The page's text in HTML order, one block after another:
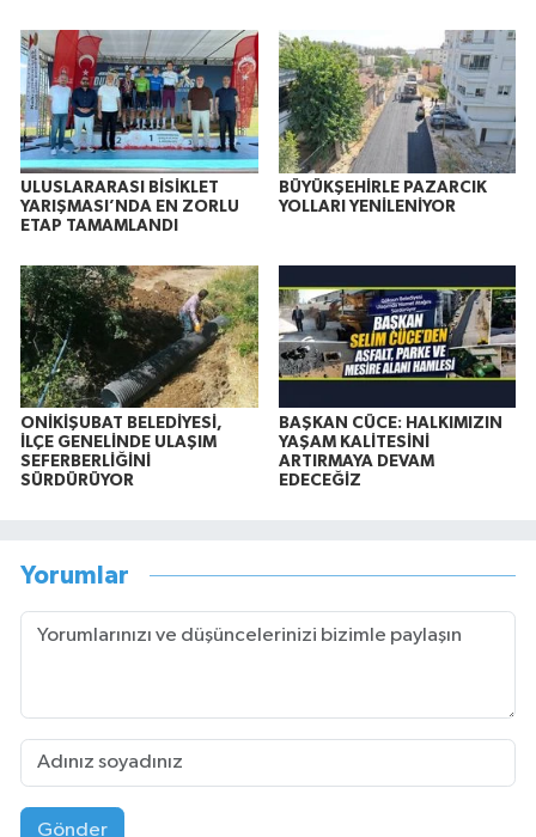
ULUSLARARASI BİSİKLET
YARIŞMASI’NDA EN ZORLU
ETAP TAMAMLANDI
BÜYÜKŞEHİRLE PAZARCIK
YOLLARI YENİLENİYOR
ONİKİŞUBAT BELEDİYESİ,
İLÇE GENELİNDE ULAŞIM
SEFERBERLİĞİNİ
SÜRDÜRÜYOR
BAŞKAN CÜCE: HALKIMIZIN
YAŞAM KALİTESİNİ
ARTIRMAYA DEVAM
EDECEĞİZ
Yorumlar
Gönder